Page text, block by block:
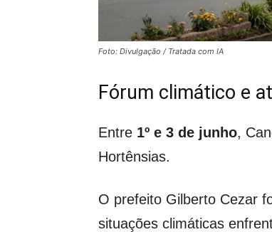
Foto: Divulgação / Tratada com IA
Fórum climático e
Entre 1º e 3 de junho,
Hortênsias.
O prefeito Gilberto Cezar
situações climáticas